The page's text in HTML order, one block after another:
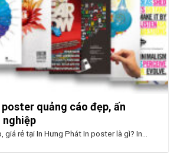
quảng cáo đẹp, ấn
nghiệp
giá rẻ tại In Hưng Phát In poster là gì? In...